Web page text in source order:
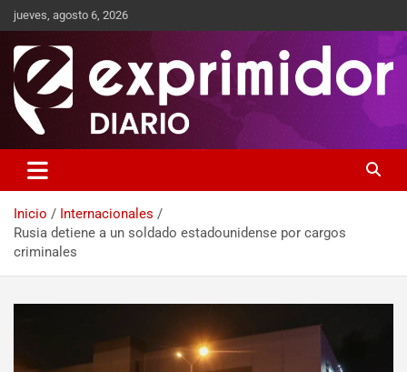
jueves, agosto 6, 2026
Exprimidor media
Inicio
Internacionales
Rusia detiene a un soldado estadounidense por cargos
criminales